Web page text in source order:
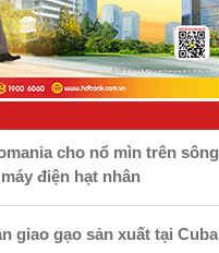
cho nổ mìn trên sông
điện hạt nhân
giao gạo sản xuất tại Cuba